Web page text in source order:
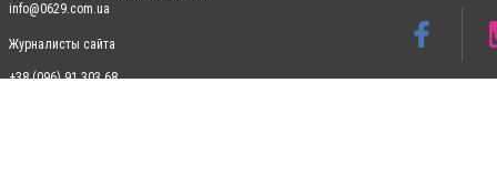
info@0629.com.ua
Журналисты сайта
+38 (096) 91 303 68